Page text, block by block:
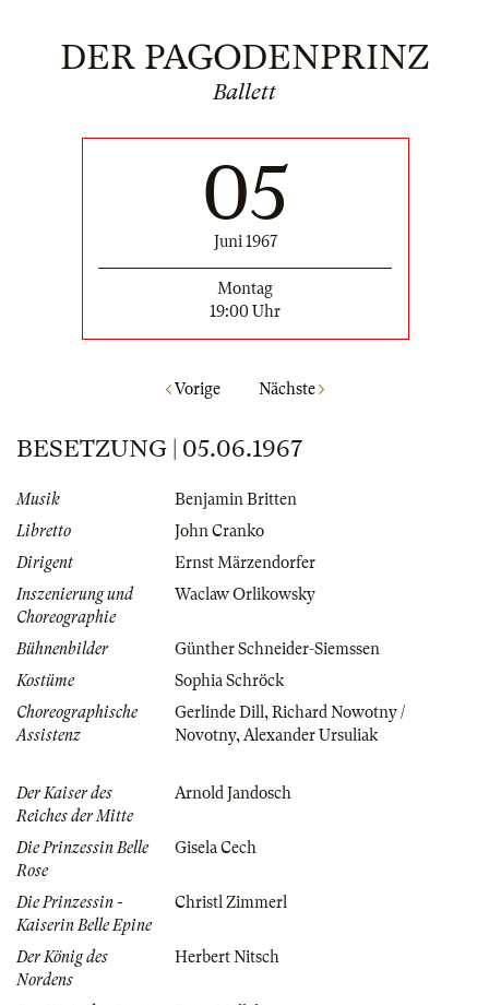
DER PAGODENPRINZ
Ballett
05
Juni 1967
Montag
19:00 Uhr
Vorige Nächste
BESETZUNG | 05.06.1967
Musik
Benjamin Britten
Libretto
John Cranko
Dirigent
Ernst Märzendorfer
Inszenierung und
Choreographie
Waclaw Orlikowsky
Bühnenbilder
Günther Schneider-Siemssen
Kostüme
Sophia Schröck
Choreographische
Assistenz
Gerlinde Dill,Richard Nowotny /
Novotny,Alexander Ursuliak
Der Kaiser des
Reiches der Mitte
Arnold Jandosch
Die Prinzessin Belle
Rose
Gisela Cech
Die Prinzessin -
Kaiserin Belle Epine
Christl Zimmerl
Der König des
Nordens
Herbert Nitsch